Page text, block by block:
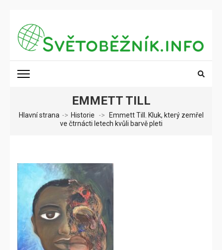
obsah
(stiskněte
Enter)
SVĚTOBĚŽNÍK.INFO
EMMETT TILL
Hlavní strana -> Historie ->
Emmett Till. Kluk, který zemřel
ve čtrnácti letech kvůli barvě pleti